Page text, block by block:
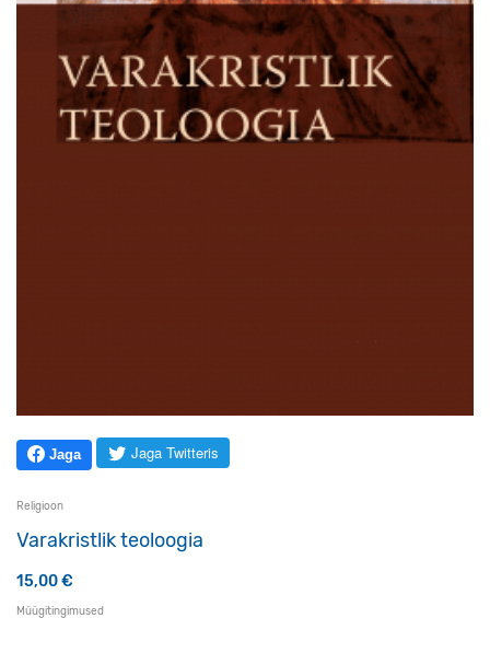
Jaga Jaga Twitteris
Religioon
Varakristlik teoloogia
15,00€
Müügitingimused